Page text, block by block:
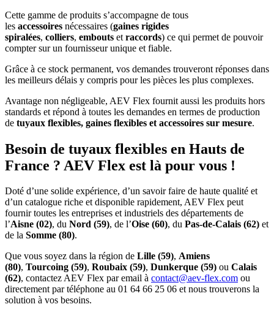
Cette gamme de produits s’accompagne de tous
les accessoires nécessaires (gaines rigides
spiralées, colliers, embouts et raccords) ce qui permet de pouvoir
compter sur un fournisseur unique et fiable.
Grâce à ce stock permanent, vos demandes trouveront réponses dans
les meilleurs délais y compris pour les pièces les plus complexes.
Avantage non négligeable, AEV Flex fournit aussi les produits hors
standards et répond à toutes les demandes en termes de production
de tuyaux flexibles, gaines flexibles et accessoires sur mesure.
Besoin de tuyaux flexibles en Hauts de
France ? AEV Flex est là pour vous !
Doté d’une solide expérience, d’un savoir faire de haute qualité et
d’un catalogue riche et disponible rapidement, AEV Flex peut
fournir toutes les entreprises et industriels des départements de
l’Aisne (02), du Nord (59), de l’Oise (60), du Pas-de-Calais (62) et
de la Somme (80).
Que vous soyez dans la région de Lille (59), Amiens
(80), Tourcoing (59), Roubaix (59), Dunkerque (59) ou Calais
(62), contactez AEV Flex par email à contact@aev-flex.com ou
directement par téléphone au 01 64 66 25 06 et nous trouverons la
solution à vos besoins.